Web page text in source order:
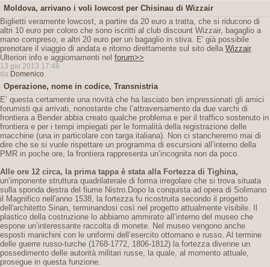
Moldova, arrivano i voli lowcost per Chisinau di Wizzair
Biglietti veramente lowcost, a partire da 20 euro a tratta, che si riducono di
altri 10 euro per coloro che sono iscritti al club discount Wizzair, bagaglio a
mano compreso, e altri 20 euro per un bagaglio in stiva. E' già possibile
prenotare il viaggio di andata e ritorno direttamente sul sito della Wizzair.
Ulteriori info e aggiornamenti nel forum>>
13 giu 2013 17:48
da Domenico
Operazione, nome in codice, Transnistria
E’ questa certamente una novità che ha lasciato ben impressionati gli amici
forumisti qui arrivati, nonostante che l’attraversamento da due varchi di
frontiera a Bender abbia creato qualche problema e per il traffico sostenuto in
frontiera e per i tempi impiegati per le formalità della registrazione delle
macchine (una in particolare con targa italiana). Non ci stancheremo mai di
dire che se si vuole rispettare un programma di escursioni all’interno della
PMR in poche ore, la frontiera rappresenta un’incognita non da poco.
Alle ore 12 circa, la prima tappa è stata alla Fortezza di Tighina,
un’imponente struttura quadrilaterale di forma irregolare che si trova situata
sulla sponda destra del fiume Nistro.Dopo la conquista ad opera di Solimano
il Magnifico nell'anno 1538, la fortezza fu ricostruita secondo il progetto
dell'architetto Sinan, terminandosi così nel progetto attualmente visibile. Il
plastico della costruzione lo abbiamo ammirato all’interno del museo che
espone un’interessante raccolta di monete. Nel museo vengono anche
esposti manichini con le uniformi dell’esercito ottomano e russo. Al termine
delle guerre russo-turche (1768-1772, 1806-1812) la fortezza divenne un
possedimento delle autorità militari russe, la quale, al momento attuale,
prosegue in questa funzione.